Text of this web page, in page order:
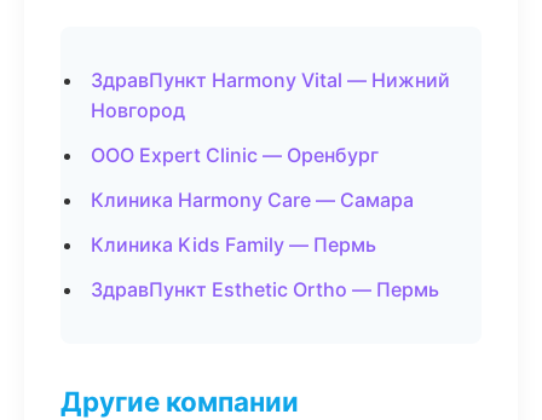
ЗдравПункт Harmony Vital — Нижний
Новгород
ООО Expert Clinic — Оренбург
Клиника Harmony Care — Самара
Клиника Kids Family — Пермь
ЗдравПункт Esthetic Ortho — Пермь
Другие компании